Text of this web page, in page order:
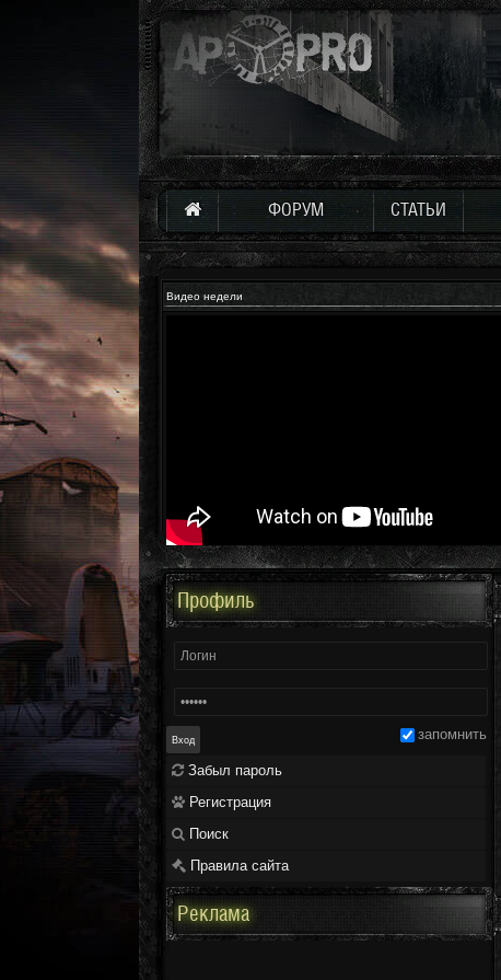
ФОРУМ СТАТЬИ
Видео недели
Профиль
запомнить
Забыл пароль
Регистрация
Поиск
Правила сайта
Реклама